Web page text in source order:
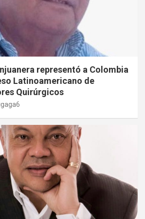
representó a Colombia
Latinoamericano de
Quirúrgicos